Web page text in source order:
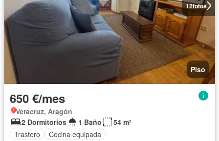
12fotos
Piso
650 €/mes
Veracruz, Aragón
2 Dormitorios
1 Baño
54 m²
Trastero
Cocina equipada